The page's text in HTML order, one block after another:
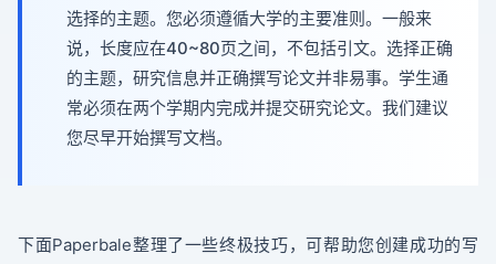
选择的主题。您必须遵循大学的主要准则。一般来
说，长度应在40~80页之间，不包括引文。选择正确
的主题，研究信息并正确撰写论文并非易事。学生通
常必须在两个学期内完成并提交研究论文。我们建议
您尽早开始撰写文档。
下面Paperbale整理了一些终极技巧，可帮助您创建成功的写